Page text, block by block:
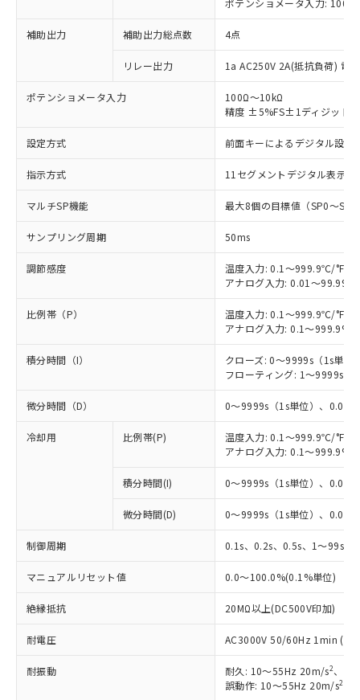
ポテンショメータ入力: 100Ω
補助出力 補助出力総点数 4点
リレー出力 1a AC250V 2A(抵抗負荷) 電
ポテンショメータ入力
100Ω～10kΩ
精度 ±5%FS±1ディジット
設定方式 前面キーによるデジタル設定
指示方式 11セグメントデジタル表示
マルチSP機能 最大8個の目標値（SP0～
サンプリング周期 50ms
調節感度
温度入力: 0.1～999.9℃/°F（
アナログ入力: 0.01～
比例帯（P）
温度入力: 0.1～999.9℃/°F（
アナログ入力: 0.1～
積分時間（I）
クローズ: 0～9999s（1s単
フローティング: 1～9999s（
微分時間（D） 0～9999s（1s単位）、0.0～
冷却用 比例帯(P)
温度入力: 0.1～999.9℃/°F（
アナログ入力: 0.1～
積分時間(I) 0～9999s（1s単位）、0.0～
微分時間(D) 0～9999s（1s単位）、0.0～
制御周期 0.1s、0.2s、0.5s、1～99s
マニュアルリセット値 0.0～100.0%(0.1%単位)
絶縁抵抗 20MΩ以上(DC500V印加)
耐電圧 AC3000V 50/60Hz 1min (異
耐振動 耐久: 10～55Hz 20m/s2、3
誤動作: 10～55Hz 20m/s2
ご利用条件
以下の条件をお読みいただき、同意のうえ
本サービスは、当社制御機器事業取扱
商品の当社在庫状況および標準価格
※1 対応状況
対応済み：EU RoHS指令（10物質）の
非含有に対応した製品が提供可能な商品で
す。
対応予定：EU RoHS指令（10物質）の非含
有に対応した製品に切り替える予定のある
対応予定なし：EU RoHS指令（10物質）の
非含有に非対応の商品で、対応品を出す予
調査・確認中：EU RoHS指令（10物質）の
非含有の対応状況を調査中または確認中の